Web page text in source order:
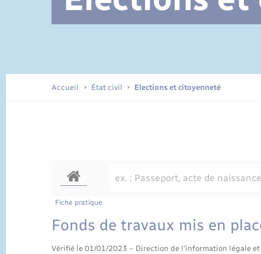
Documents d’identité
Accueil État civil Elections et citoyenneté
Fiche pratique
Fonds de travaux mis en
Vérifié le 01/01/2023 – Direction de l'information légale